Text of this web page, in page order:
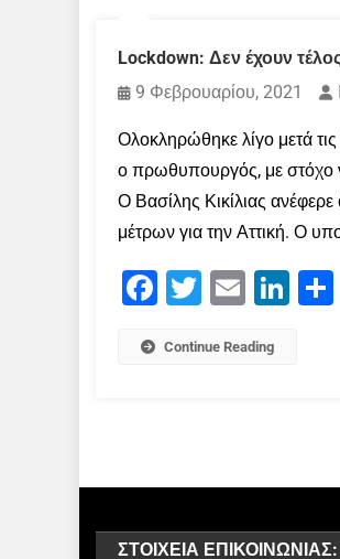
Lockdown: Δεν έχουν
9 Φεβρουαρίου, 2021
Ολοκληρώθηκε λίγο μετά
ο πρωθυπουργός, με στόχο
Ο Βασίλης Κικίλιας
μέτρων για την Αττική. Ο
Facebook
Twitter Email
Continue Reading
ΣΤΟΙΧΕΊΑ ΕΠΙΚΟΙΝΩΝΊΑΣ: